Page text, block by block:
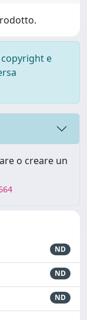
e
o creare un
ND
ND
ND